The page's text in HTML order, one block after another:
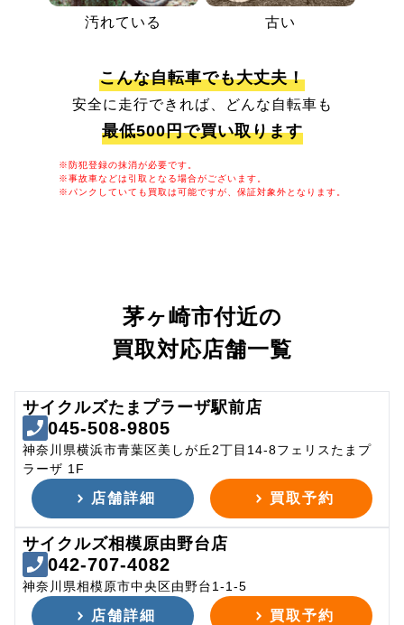
汚れている 古い
こんな自転車でも大丈夫！
安全に走行できれば、どんな自転車も
最低500円で買い取ります
※防犯登録の抹消が必要です。
※事故車などは引取となる場合がございます。
※パンクしていても買取は可能ですが、保証対象外となります。
茅ヶ崎市付近の
買取対応店舗一覧
サイクルズたまプラーザ駅前店
045-508-9805
神奈川県横浜市青葉区美しが丘2丁目14-8フェリスたまプ
ラーザ 1F
店舗詳細 買取予約
サイクルズ相模原由野台店
042-707-4082
神奈川県相模原市中央区由野台1-1-5
店舗詳細 買取予約